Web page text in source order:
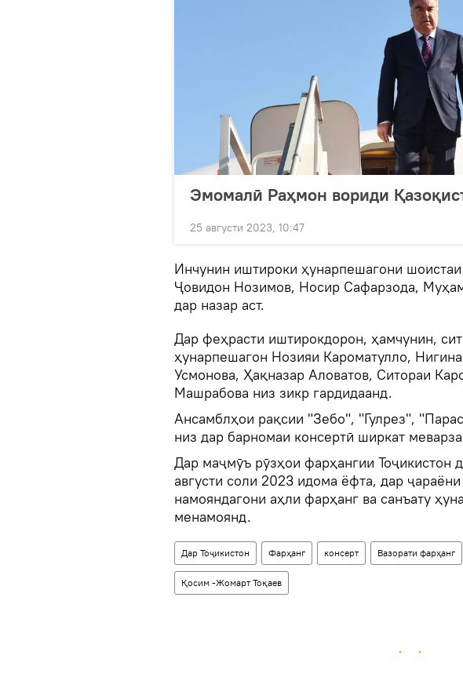
Эмомалӣ Раҳмон вориди
25 августи 2023, 10:47
Инчунин иштироки ҳунарпешагони
Ҷовидон Нозимов, Носир Сафарзода,
дар назар аст.
Дар феҳрасти иштирокдорон, ҳамчунин,
ҳунарпешагон Нозияи Кароматулло,
Усмонова, Ҳақназар Аловатов, Ситораи
Машрабова низ зикр гардидаанд.
Ансамблҳои рақсии "Зебо", "Гулрез",
низ дар барномаи консертӣ ширкат
Дар маҷмӯъ рӯзҳои фарҳангии Тоҷикистон
августи соли 2023 идома ёфта, дар
намояндагони аҳли фарҳанг ва санъату
менамоянд.
Дар Тоҷикистон Фарҳанг консерт Вазорати фарҳанг
Қосим -Жомарт Тоқаев